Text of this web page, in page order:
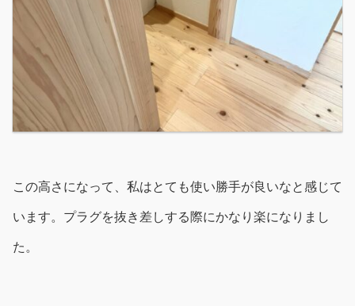
この高さになって、私はとても使い勝手が良いなと感じて
います。プラグを抜き差しする際にかなり楽になりまし
た。